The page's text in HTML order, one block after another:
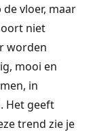
vloer, maar
niet
worden
mooi en
in
Het geeft
trend zie je